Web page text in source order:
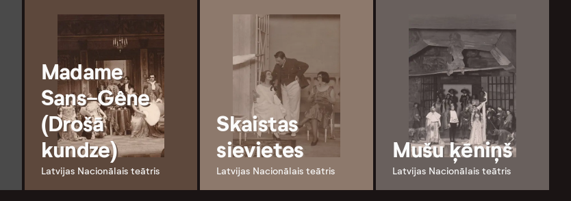
Madame
Sans-Gêne
(Drošā
kundze)
Latvijas Nacionālais teātris
Skaistas
sievietes
Latvijas Nacionālais teātris
Mušu ķēniņš
Latvijas Nacionālais teātris